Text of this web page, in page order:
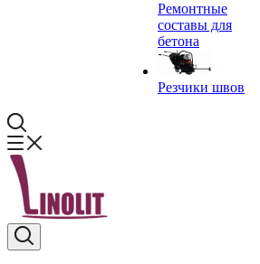
Ремонтные
составы для
бетона
Резчики швов